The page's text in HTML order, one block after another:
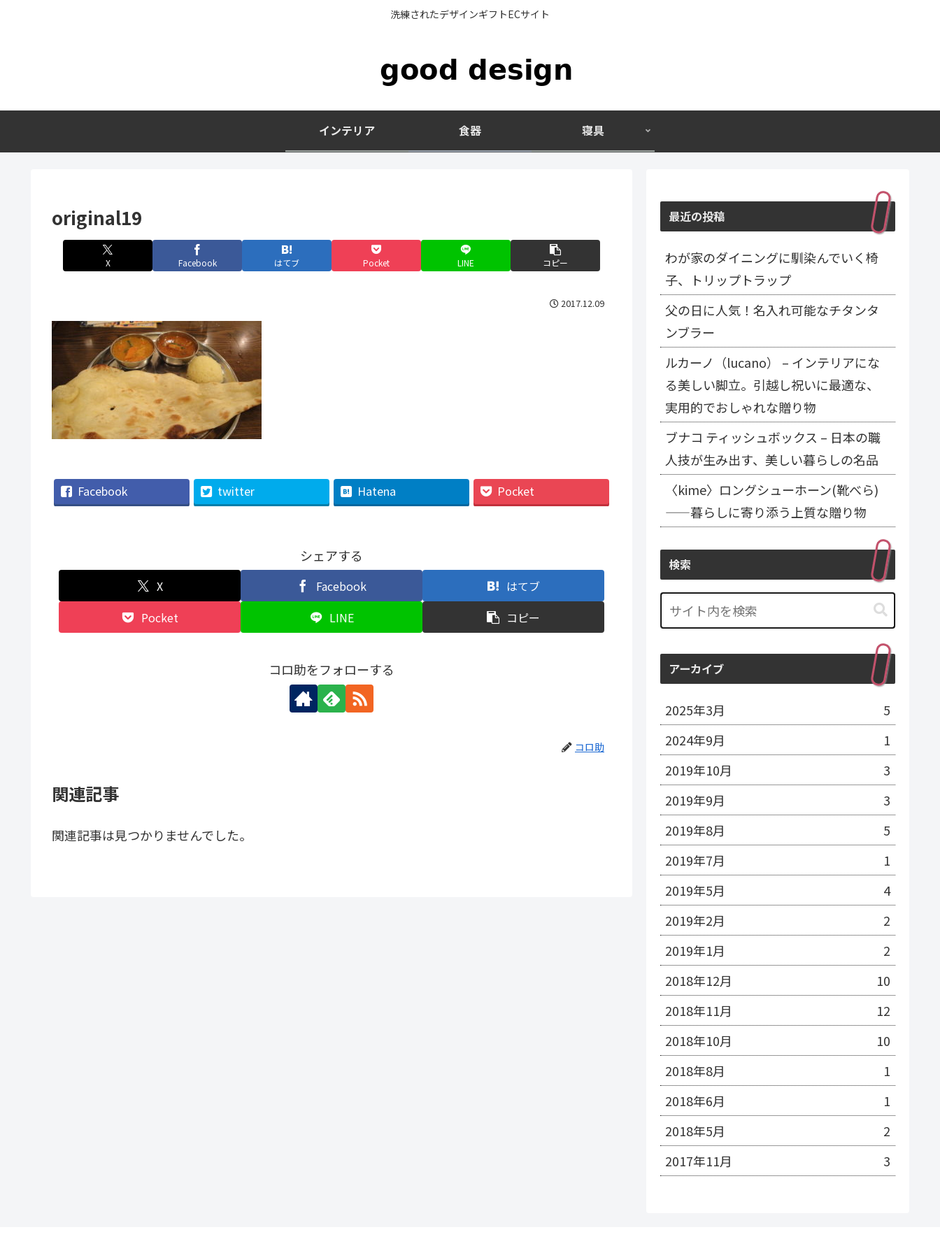
洗練されたデザインギフトECサイト
インテリア 食器 寝具
original19
X Facebook はてブ Pocket LINE コピー
2017.12.09
Facebook twitter Hatena Pocket
シェアする
X Facebook
はてブ
Pocket
LINE コピー
コロ助をフォローする
コロ助
関連記事
関連記事は見つかりませんでした。
最近の投稿
わが家のダイニングに馴染んでいく椅
子、トリップトラップ
父の日に人気！名入れ可能なチタンタ
ンブラー
ルカーノ（lucano） – インテリアにな
る美しい脚立。引越し祝いに最適な、
実用的でおしゃれな贈り物
ブナコ ティッシュボックス – 日本の職
人技が生み出す、美しい暮らしの名品
〈kime〉ロングシューホーン(靴べら)
——暮らしに寄り添う上質な贈り物
検索
アーカイブ
2025年3月
5
2024年9月
1
2019年10月
3
2019年9月
3
2019年8月
5
2019年7月
1
2019年5月
4
2019年2月
2
2019年1月
2
2018年12月
10
2018年11月
12
2018年10月
10
2018年8月
1
2018年6月
1
2018年5月
2
2017年11月
3